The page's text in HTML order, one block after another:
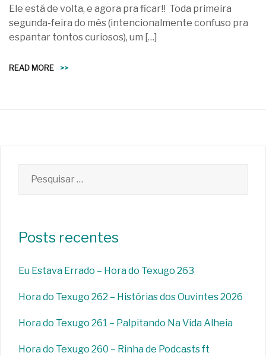
Ele está de volta, e agora pra ficar!! Toda primeira
segunda-feira do mês (intencionalmente confuso pra
espantar tontos curiosos), um […]
READ MORE >>
por:
Posts recentes
Eu Estava Errado – Hora do Texugo 263
Hora do Texugo 262 – Histórias dos Ouvintes 2026
Hora do Texugo 261 – Palpitando Na Vida Alheia
Hora do Texugo 260 – Rinha de Podcasts ft